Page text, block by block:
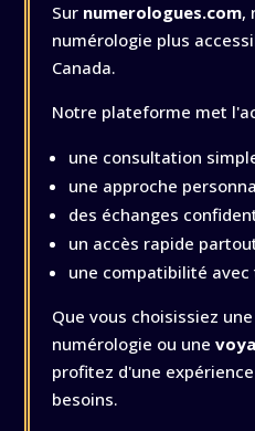
Sur numerologues.com,
numérologie plus
Canada.
Notre plateforme met
une consultation
une approche
des échanges
un accès rapide
une compatibilité
Que vous choisissiez
numérologie ou une
profitez d'une
besoins.